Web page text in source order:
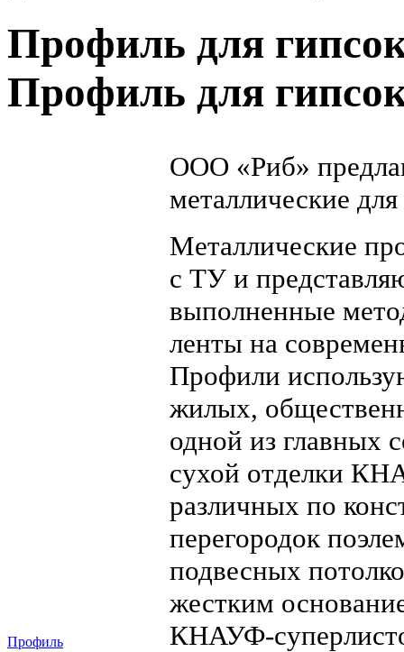
Профиль для
Профиль для
Профиль
ООО «Риб»
металлические
Металлические
с ТУ и
выполненные
ленты на
Профили
жилых,
одной из главных
сухой отделки
различных по
перегородок
подвесных
жестким
КНАУФ-